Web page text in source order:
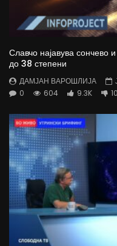
Славчо најавува сончево
до 38 степени
ДАМЈАН ВАРОШЛИЈА
0
604 9.3K